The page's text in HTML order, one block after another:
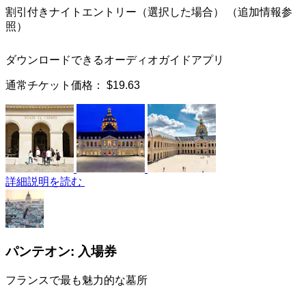
割引付きナイトエントリー（選択した場合） （追加情報参
照）
ダウンロードできるオーディオガイドアプリ
通常チケット価格： $19.63
詳細説明を読む
パンテオン: 入場券
フランスで最も魅力的な墓所